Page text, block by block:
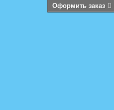
Оформить заказ